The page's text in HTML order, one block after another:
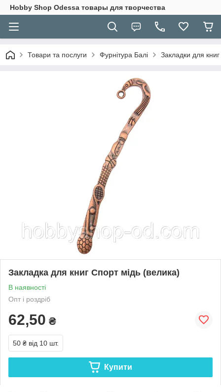
Hobbу Shop Odessa товары для творчества
Товари та послуги Фурнітура Балі Закладки для книг
Закладка для книг Спорт мідь (велика)
В наявності
Опт і роздріб
62,50 ₴
50 ₴ від 10 шт.
Купити